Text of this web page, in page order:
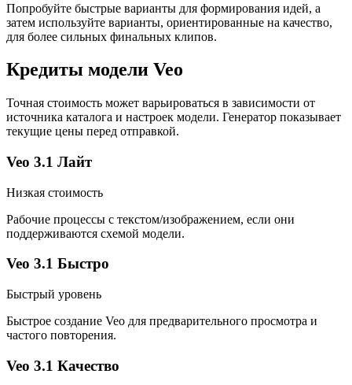
Попробуйте быстрые варианты для формирования идей, а
затем используйте варианты, ориентированные на качество,
для более сильных финальных клипов.
Кредиты модели Veo
Точная стоимость может варьироваться в зависимости от
источника каталога и настроек модели. Генератор показывает
текущие цены перед отправкой.
Veo 3.1 Лайт
Низкая стоимость
Рабочие процессы с текстом/изображением, если они
поддерживаются схемой модели.
Veo 3.1 Быстро
Быстрый уровень
Быстрое создание Veo для предварительного просмотра и
частого повторения.
Veo 3.1 Качество